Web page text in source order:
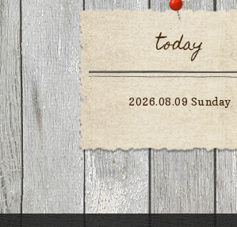
today
2026.08.09 Sunday